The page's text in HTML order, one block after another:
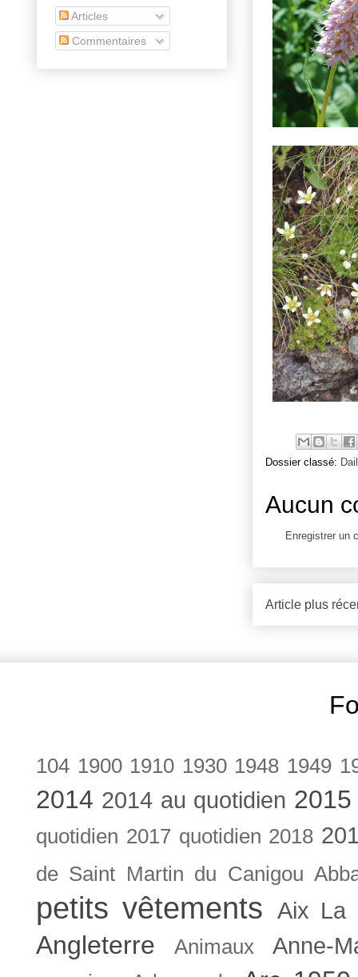
Dossier classé:
Aucun
Enregistrer un
Article plus
Articles
Commentaires
104 1900 1910 1930 1948 1949
2014 2014 au quotidien
quotidien 2017 quotidien 2018
de Saint Martin du Canigou
petits vêtements Aix La
Angleterre Animaux Anne-